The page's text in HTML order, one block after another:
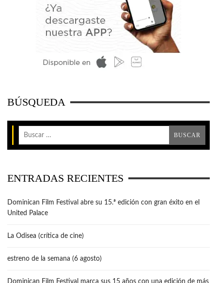
BÚSQUEDA
ENTRADAS RECIENTES
Dominican Film Festival abre su 15.ª edición con gran éxito en el
United Palace
La Odisea (crítica de cine)
estreno de la semana (6 agosto)